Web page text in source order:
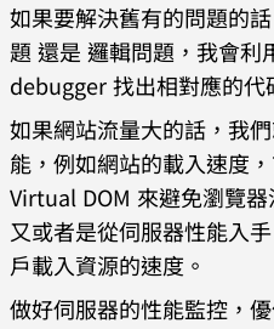
如果要解決舊有的問題的
題 還是 邏輯問題，我會
debugger 找出相對應的代
如果網站流量大的話，我
能，例如網站的載入速度
Virtual DOM 來避免瀏覽器
又或者是從伺服器性能入
戶載入資源的速度。
做好伺服器的性能監控，